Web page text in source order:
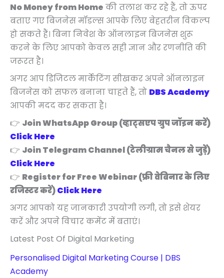
No Money from Home की तलाश कर रहे हैं, तो ऊपर
बताए गए बिजनेस मॉडल्स आपके लिए बेहतरीन विकल्प
हो सकते हैं। बिना निवेश के ऑनलाइन बिजनेस शुरू
करने के लिए आपको केवल सही ज्ञान और रणनीति की
जरूरत है।
अगर आप डिजिटल मार्केटिंग सीखकर अपने ऑनलाइन
बिजनेस को सफल बनाना चाहते हैं, तो DBS Academy
आपकी मदद कर सकता है।
👉 Join WhatsApp Group (व्हाट्सएप ग्रुप जॉइन करें)
Click Here
👉 Join Telegram Channel (टेलीग्राम चैनल से जुड़ें)
Click Here
👉 Register for Free Webinar (फ्री वेबिनार के लिए
रजिस्टर करें)Click Here
अगर आपको यह जानकारी उपयोगी लगी, तो इसे शेयर
करें और अपने विचार कमेंट में बताएं।
Latest Post Of Digital Marketing
Personalised Digital Marketing Course | DBS
Academy